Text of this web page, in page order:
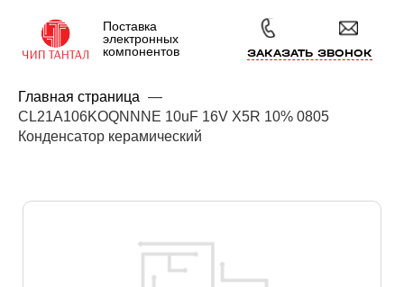
Поставка
электронных
компонентов
ЗАКАЗАТЬ ЗВОНОК
Главная страница —
CL21A106KOQNNNE 10uF 16V X5R 10% 0805
Конденсатор керамический